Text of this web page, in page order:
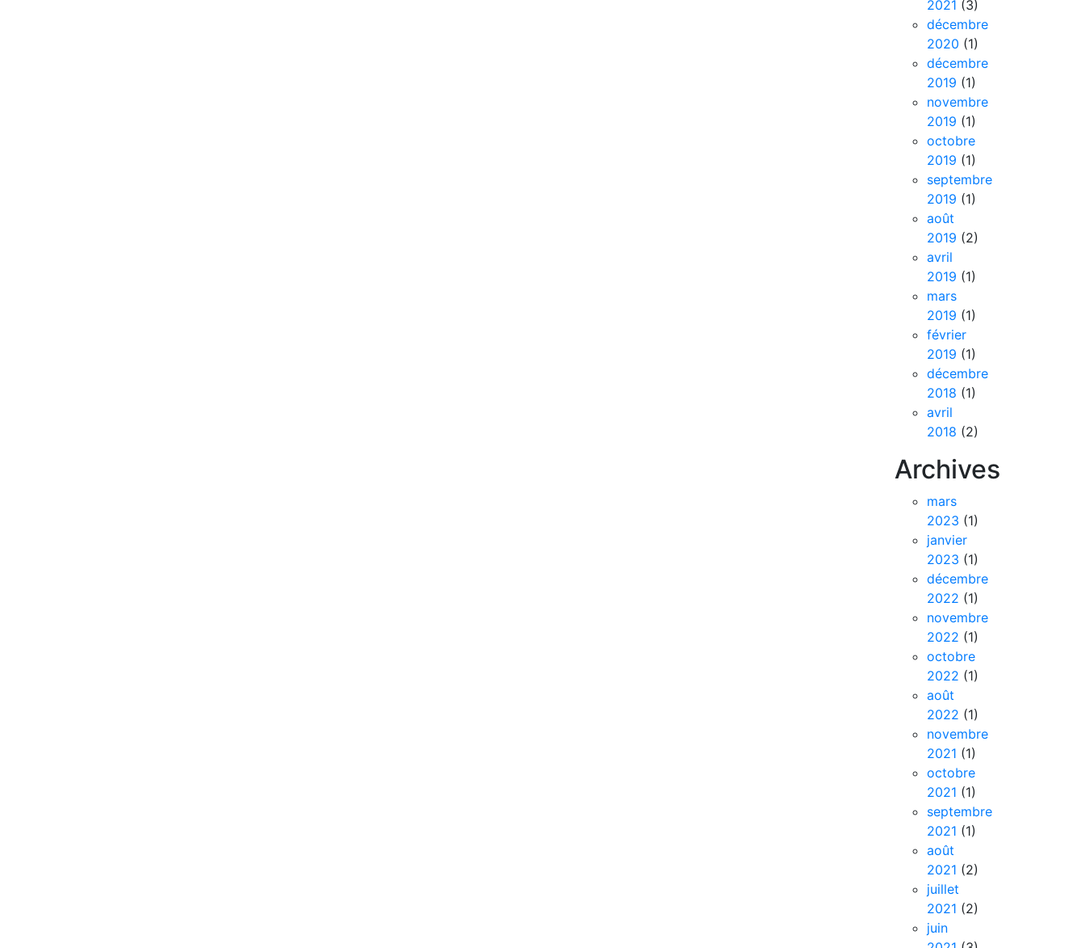
2021 (3)
décembre
2020 (1)
décembre
2019 (1)
novembre
2019 (1)
octobre
2019 (1)
septembre
2019 (1)
août
2019 (2)
avril
2019 (1)
mars
2019 (1)
février
2019 (1)
décembre
2018 (1)
avril
2018 (2)
Archives
mars
2023 (1)
janvier
2023 (1)
décembre
2022 (1)
novembre
2022 (1)
octobre
2022 (1)
août
2022 (1)
novembre
2021 (1)
octobre
2021 (1)
septembre
2021 (1)
août
2021 (2)
juillet
2021 (2)
juin